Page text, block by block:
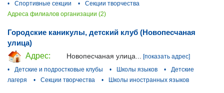
•
Спортивные секции •
Секции творчества
Адреса филиалов организации (2)
Городские каникулы, детский клуб (Новопесчаная
улица)
Адрес:
Новопесчаная улица...
[показать адрес]
•
Детские и подростковые клубы • Школы языков •
Детские
лагеря
• Секции творчества • Школы иностранных языков